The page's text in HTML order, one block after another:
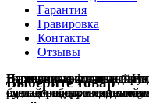
Гарантия
Гравировка
Контакты
Отзывы
Гравировка на часах
сделай подарок
Деревянные флешкии
сделаем подарок
Настенные резныечасы
ручная работа в
Парные часыотличный
на годовщину или
Деревянные оправыдля
будь стильным всегда и
Выберите товар